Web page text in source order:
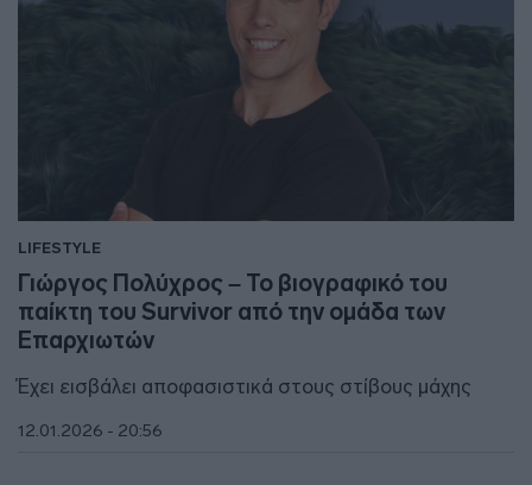
LIFESTYLE
Γιώργος Πολύχρος – Το βιογραφικό του
παίκτη του Survivor από την ομάδα των
Επαρχιωτών
Έχει εισβάλει αποφασιστικά στους στίβους μάχης
12.01.2026 - 20:56